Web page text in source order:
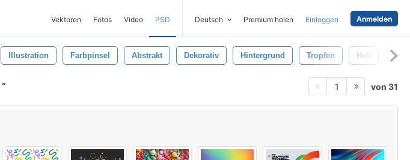
Vektoren Fotos Video PSD Deutsch Premium holen Einloggen Anmelden
Illustration Farbpinsel Abstrakt Dekorativ Hintergrund Tropfen Hell
1 von 31